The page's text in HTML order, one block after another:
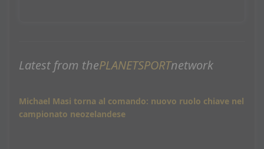
Latest from thePLANETSPORTnetwork
Michael Masi torna al comando: nuovo ruolo chiave nel
campionato neozelandese